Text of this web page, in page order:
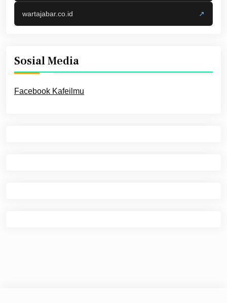
wartajabar.co.id ↗
Sosial Media
Facebook Kafeilmu